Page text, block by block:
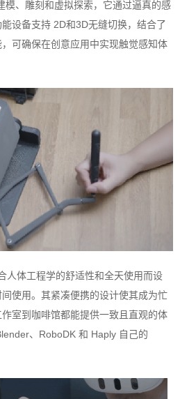
模、雕刻和虚拟探索，它通过逼真的感
设备支持 2D和3D无缝切换，结合了
可确保在创意应用中实现触觉感知体
体工程学的舒适性和全天使用而设
使用。其紧凑便携的设计使其成为忙
室到咖啡馆都能提供一致且直观的体
、RoboDK 和 Haply 自己的